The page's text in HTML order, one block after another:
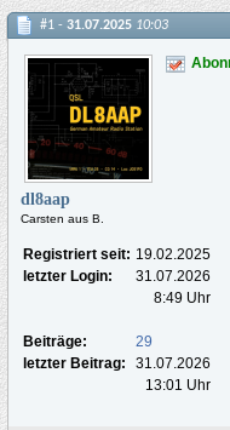
#1 - 31.07.2025 10:03
dl8aap
Carsten aus B.
Registriert seit: 19.02.2025
letzter Login:
31.07.2026
8:49 Uhr
Beiträge:
29
letzter Beitrag:
31.07.2026
13:01 Uhr